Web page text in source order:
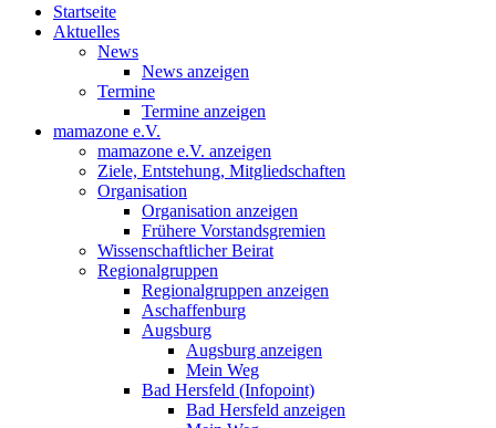
Startseite
Aktuelles
News
News anzeigen
Termine
Termine anzeigen
mamazone e.V.
mamazone e.V. anzeigen
Ziele, Entstehung, Mitgliedschaften
Organisation
Organisation anzeigen
Frühere Vorstandsgremien
Wissenschaftlicher Beirat
Regionalgruppen
Regionalgruppen anzeigen
Aschaffenburg
Augsburg
Augsburg anzeigen
Mein Weg
Bad Hersfeld (Infopoint)
Bad Hersfeld anzeigen